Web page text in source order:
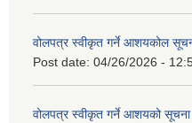
वोलपत्र स्वीकृत गर्ने आशयकोल
Post date: 04/26/2026 -
वोलपत्र स्वीकृत गर्ने आशयको सूचना